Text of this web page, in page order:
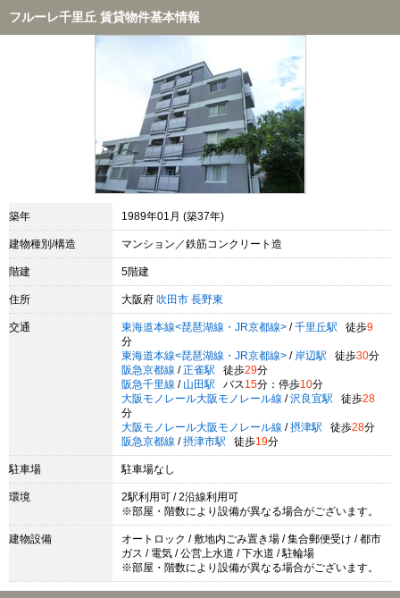
フルーレ千里丘 賃貸物件基本情報
築年 1989年01月 (築37年)
建物種別/構造 マンション／鉄筋コンクリート造
階建 5階建
住所 大阪府 吹田市 長野東
交通 東海道本線<琵琶湖線・JR京都線> / 千里丘駅 徒歩9
分
東海道本線<琵琶湖線・JR京都線> / 岸辺駅 徒歩30分
阪急京都線 / 正雀駅 徒歩29分
阪急千里線 / 山田駅 バス 15分：停歩10分
大阪モノレール大阪モノレール線 / 沢良宜駅 徒歩28
分
大阪モノレール大阪モノレール線 / 摂津駅 徒歩28分
阪急京都線 / 摂津市駅 徒歩19分
駐車場 駐車場なし
環境
2駅利用可 / 2沿線利用可
※部屋・階数により設備が異なる場合がございます。
建物設備
オートロック / 敷地内ごみ置き場 / 集合郵便受け / 都市
ガス / 電気 / 公営上水道 / 下水道 / 駐輪場
※部屋・階数により設備が異なる場合がございます。